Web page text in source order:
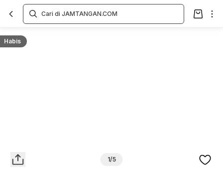
Habis
1/5
Overview